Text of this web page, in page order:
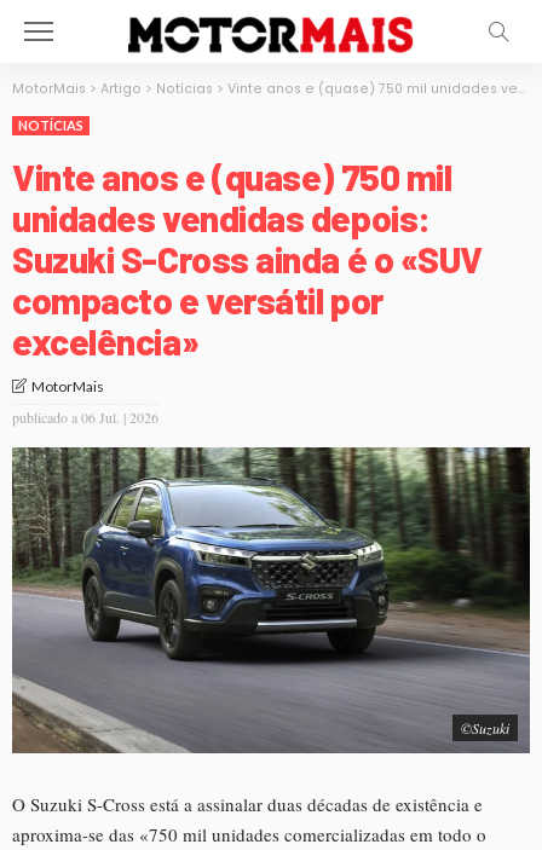
MotorMais > Artigo > Notícias > Vinte anos e (quase) 750 mil unidades vendidas depois: Suzuki S-Cross ainda é o «SUV compacto e versátil por excelência»
NOTÍCIAS
Vinte anos e (quase) 750 mil
unidades vendidas depois:
Suzuki S-Cross ainda é o «SUV
compacto e versátil por
excelência»
MotorMais
publicado a06 Jul. | 2026
©Suzuki
O Suzuki S-Cross está a assinalar duas décadas de existência e
aproxima-se das «750 mil unidades comercializadas em todo o